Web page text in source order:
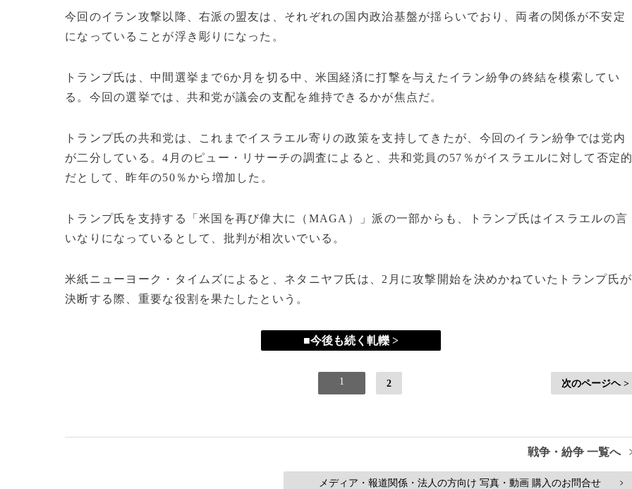
今回のイラン攻撃以降、右派の盟友は、それぞれの国内政治基盤が揺らいでおり、両者の関係が不安定
になっていることが浮き彫りになった。
トランプ氏は、中間選挙まで6か月を切る中、米国経済に打撃を与えたイラン紛争の終結を模索してい
る。今回の選挙では、共和党が議会の支配を維持できるかが焦点だ。
トランプ氏の共和党は、これまでイスラエル寄りの政策を支持してきたが、今回のイラン紛争では党内
が二分している。4月のピュー・リサーチの調査によると、共和党員の57％がイスラエルに対して否定
だとして、昨年の50％から増加した。
トランプ氏を支持する「米国を再び偉大に（MAGA）」派の一部からも、トランプ氏はイスラエルの言
いなりになっているとして、批判が相次いでいる。
米紙ニューヨーク・タイムズによると、ネタニヤフ氏は、2月に攻撃開始を決めかねていたトランプ氏が
決断する際、重要な役割を果たしたという。
■今後も続く軋轢 >
1 2 次のページヘ >
戦争・紛争 一覧へ
メディア・報道関係・法人の方向け 写真・動画 購入のお問合せ >